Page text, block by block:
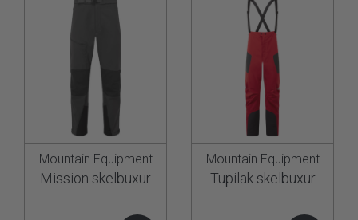
Mountain Equipment
Mission skelbuxur
Mountain Equipment
Tupilak skelbuxur